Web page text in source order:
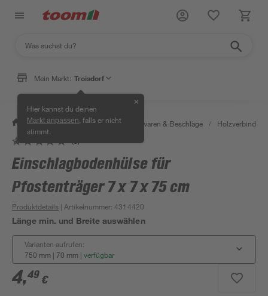
Mein Markt: Troisdorf
Hier kannst du deinen
Markt anpassen , falls er nicht
stimmt.
✕
/ Werkstatt & Maschinen / Eisenwaren & Beschläge / Holzverbinder
Einschlagbodenhülse für
Pfostenträger 7 x 7 x 75 cm
Produktdetails | Artikelnummer:4314420
Länge min. und Breite auswählen
Varianten aufrufen:
750 mm | 70 mm | verfügbar
4,49 €